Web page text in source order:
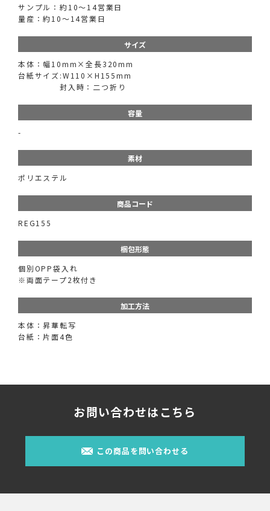
サンプル：約10～14営業日
量産：約10～14営業日
サイズ
本体：幅10mm×全長320mm
台紙サイズ:W110×H155mm
封入時：二つ折り
容量
-
素材
ポリエステル
商品コード
REG155
梱包形態
個別OPP袋入れ
※両面テープ2枚付き
加工方法
本体：昇華転写
台紙：片面4色
お問い合わせはこちら
この商品を問い合わせる